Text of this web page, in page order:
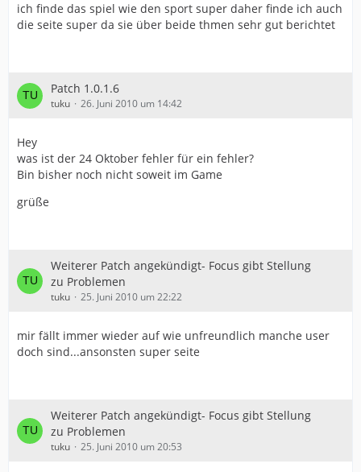
ich finde das spiel wie den sport super daher finde ich auch
die seite super da sie über beide thmen sehr gut berichtet
Patch 1.0.1.6
tuku 26. Juni 2010 um 14:42
Hey
was ist der 24 Oktober fehler für ein fehler?
Bin bisher noch nicht soweit im Game
grüße
Weiterer Patch angekündigt- Focus gibt Stellung
zu Problemen
tuku 25. Juni 2010 um 22:22
mir fällt immer wieder auf wie unfreundlich manche user
doch sind...ansonsten super seite
Weiterer Patch angekündigt- Focus gibt Stellung
zu Problemen
tuku 25. Juni 2010 um 20:53